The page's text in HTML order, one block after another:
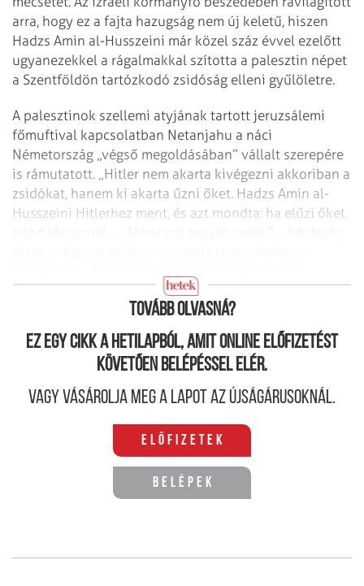
arra, hogy ez a fajta hazugság nem új keletű, hiszen
Hadzs Amin al-Hussze­i­ni már közel száz évvel ezelőtt
ugyanezekkel a rágalmakkal szította a palesztin né­pet
a Szentföldön tartózkodó zsidóság elleni gyűlöletre.
A palesztinok szellemi atyjának tartott jeruzsálemi
főmuftival kapcsolatban Netanjahu a náci
Németország „végső megoldásában” vállalt szerepére
is rámutatott. „Hitler nem akarta kivégezni akkoriban a
zsidókat, hanem ki akarta űzni őket. Hadzs Amin al-
Husszeini Hitlerhez ment, és azt mondta: ha elűzi őket,
Tovább olvasná?
Ez egy cikk a hetilapból, amit online előfizetést
követően belépéssel elér.
Vagy vásárolja meg a lapot az újságárusoknál.
Előfizetek
Belépek